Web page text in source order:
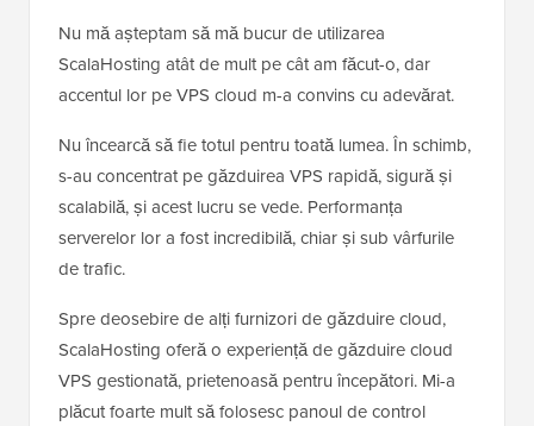
Nu mă așteptam să mă bucur de utilizarea
ScalaHosting atât de mult pe cât am făcut-o, dar
accentul lor pe VPS cloud m-a convins cu adevărat.
Nu încearcă să fie totul pentru toată lumea. În schimb,
s-au concentrat pe găzduirea VPS rapidă, sigură și
scalabilă, și acest lucru se vede. Performanța
serverelor lor a fost incredibilă, chiar și sub vârfurile
de trafic.
Spre deosebire de alți furnizori de găzduire cloud,
ScalaHosting oferă o experiență de găzduire cloud
VPS gestionată, prietenoasă pentru începători. Mi-a
plăcut foarte mult să folosesc panoul de control